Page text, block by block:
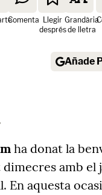
Comenta Llegir
després
Grandària
de lletra
Añade
ha donat la
amb el
En aquesta